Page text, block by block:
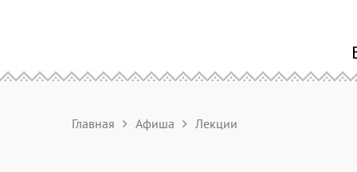
Главная Афиша Лекции